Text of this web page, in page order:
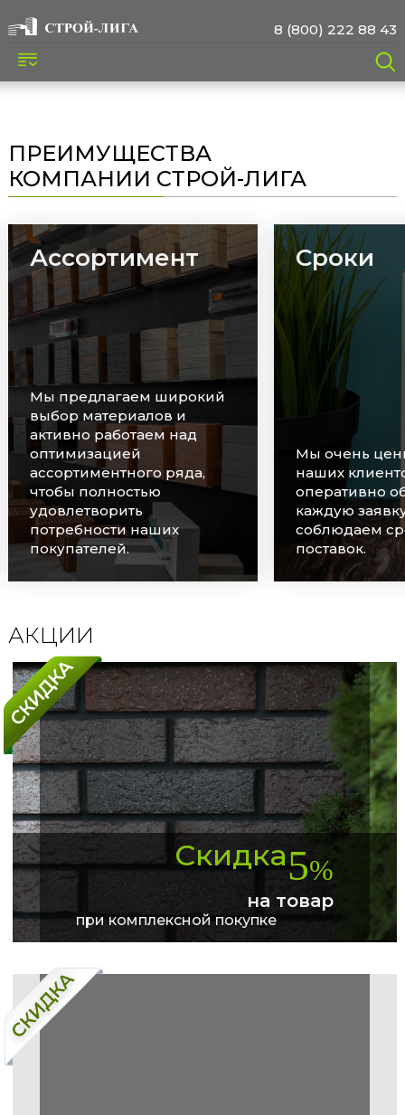
8 (800) 222 88 43
ПРЕИМУЩЕСТВА
КОМПАНИИ СТРОЙ-ЛИГА
Ассортимент
Мы предлагаем широкий
выбор материалов и
активно работаем над
оптимизацией
ассортиментного ряда,
чтобы полностью
удовлетворить
потребности наших
покупателей.
Сроки
Мы очень
наших
оперативно
каждую
соблюдаем
поставок.
АКЦИИ
Скидка5%
на товар
при комплексной покупке